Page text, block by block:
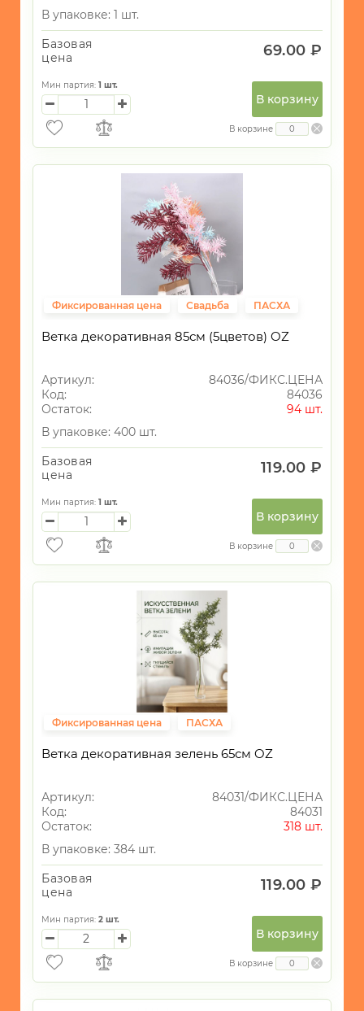
В упаковке: 1 шт.
Базовая
цена
69.00 ₽
Мин партия: 1 шт.
В корзину
В корзине
Фиксированная цена Свадьба ПАСХА
Ветка декоративная 85см (5цветов) OZ
Артикул:
84036/ФИКС.ЦЕНА
Код:
84036
Остаток:
94 шт.
В упаковке: 400 шт.
Базовая
цена
119.00 ₽
Мин партия: 1 шт.
В корзину
В корзине
Фиксированная цена ПАСХА
Ветка декоративная зелень 65см OZ
Артикул:
84031/ФИКС.ЦЕНА
Код:
84031
Остаток:
318 шт.
В упаковке: 384 шт.
Базовая
цена
119.00 ₽
Мин партия: 2 шт.
В корзину
В корзине